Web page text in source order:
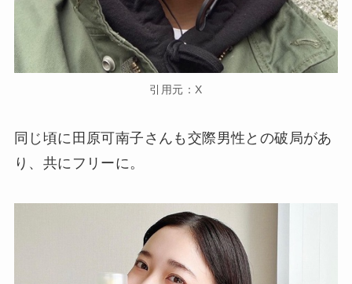
引用元：X
同じ頃に田原可南子さんも交際男性との破局があ
り、共にフリーに。